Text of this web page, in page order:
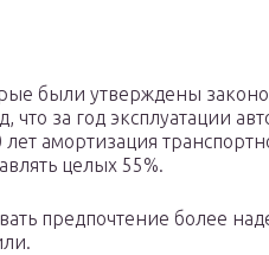
были утверждены
за год эксплуатации
амортизация
целых 55%.
предпочтение более